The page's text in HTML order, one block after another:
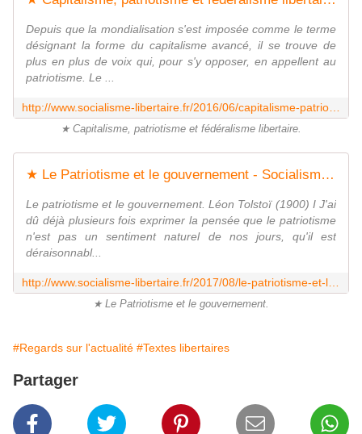
Depuis que la mondialisation s'est imposée comme le terme
désignant la forme du capitalisme avancé, il se trouve de
plus en plus de voix qui, pour s'y opposer, en appellent au
patriotisme. Le ...
★ Capitalisme, patriotisme et fédéralisme libertaire.
★ Le Patriotisme et le gouvernement - Socialisme libertaire
Le patriotisme et le gouvernement. Léon Tolstoï (1900) I J'ai
dû déjà plusieurs fois exprimer la pensée que le patriotisme
n'est pas un sentiment naturel de nos jours, qu'il est
déraisonnabl...
★ Le Patriotisme et le gouvernement.
#Regards sur l'actualité #Textes libertaires
Partager